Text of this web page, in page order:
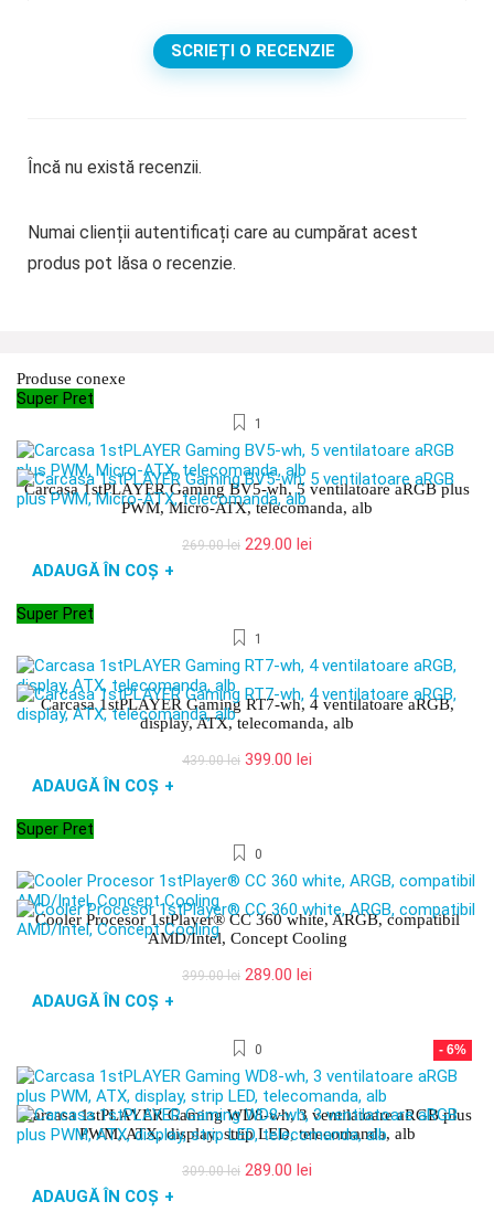
SCRIEȚI O RECENZIE
Încă nu există recenzii.
Numai clienții autentificați care au cumpărat acest
produs pot lăsa o recenzie.
Produse conexe
Super Pret
1
Carcasa 1stPLAYER Gaming BV5-wh, 5 ventilatoare aRGB plus
PWM, Micro-ATX, telecomanda, alb
269.00lei Prețul
229.00 lei
ADAUGĂ ÎN COȘ +
Super Pret
1
Carcasa 1stPLAYER Gaming RT7-wh, 4 ventilatoare aRGB,
display, ATX, telecomanda, alb
439.00lei Prețul
399.00 lei
ADAUGĂ ÎN COȘ +
Super Pret
0
Cooler Procesor 1stPlayer® CC 360 white, ARGB, compatibil
AMD/Intel, Concept Cooling
399.00lei Prețul
399.00 lei.
289.00 lei
ADAUGĂ ÎN COȘ +
- 6%
0
Carcasa 1stPLAYER Gaming WD8-wh, 3 ventilatoare aRGB plus
PWM, ATX, display, strip LED, telecomanda, alb
309.00lei Prețul
289.00 lei
ADAUGĂ ÎN COȘ +